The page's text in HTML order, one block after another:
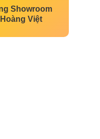
Showroom
Việt